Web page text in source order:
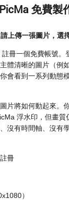
免費製
上傳一張圖片，選
冊一個免費帳號
體清晰的圖片（例
會看到一系列動態
片將如何動起來。
浮水印，但畫
有時間軸、沒有
冊
）